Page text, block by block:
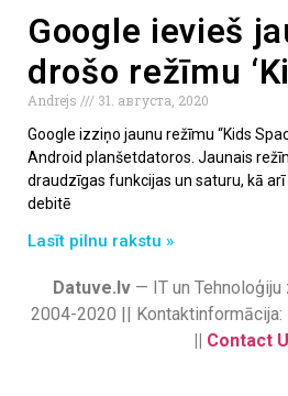
Google ievieš
drošo režīmu
Andrejs
31. августа, 2020
Google izziņo jaunu režīmu “Kids
Android planšetdatoros. Jaunais
draudzīgas funkcijas un saturu, kā arī
debitē
Lasīt pilnu rakstu »
Datuve.lv— IT un
2004-2020 || Kontaktinformācija:
|| Contact